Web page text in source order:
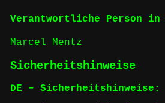
Verantwortliche Person in
Marcel Mentz
Sicherheitshinweise
DE – Sicherheitshinweise: